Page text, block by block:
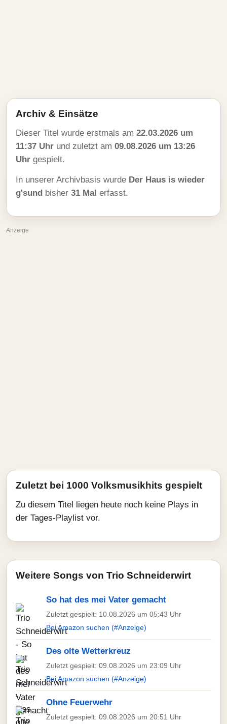
Archiv & Einsätze
Dieser Titel wurde erstmals am 22.03.2026 um
11:37 Uhr und zuletzt am 09.08.2026 um 13:26
Uhr gespielt.
In unserer Archivbasis wurde Der Haus is wieder
g'sund bisher 31 Mal erfasst.
Anzeige
Zuletzt bei 1000 Volksmusikhits gespielt
Zu diesem Titel liegen heute noch keine Plays in
der Tages-Playlist vor.
Weitere Songs von Trio Schneiderwirt
So hat des mei Vater gemacht
Zuletzt gespielt: 10.08.2026 um 05:43 Uhr
Bei Amazon suchen (#Anzeige)
Des olte Wetterkreuz
Zuletzt gespielt: 09.08.2026 um 23:09 Uhr
Bei Amazon suchen (#Anzeige)
Ohne Feuerwehr
Zuletzt gespielt: 09.08.2026 um 20:51 Uhr